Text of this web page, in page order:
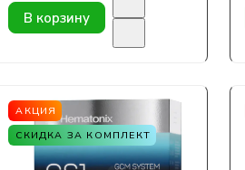
В корзину
АКЦИЯ
СКИДКА ЗА КОМПЛЕКТ